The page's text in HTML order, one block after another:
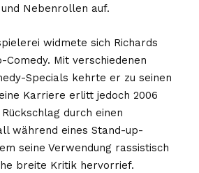
Nebenrollen auf.
widmete sich Richards
Comedy. Mit verschiedenen
Specials kehrte er zu seinen
Karriere erlitt jedoch 2006
durch einen
während eines Stand-up-
seine Verwendung rassistisch
breite Kritik hervorrief.